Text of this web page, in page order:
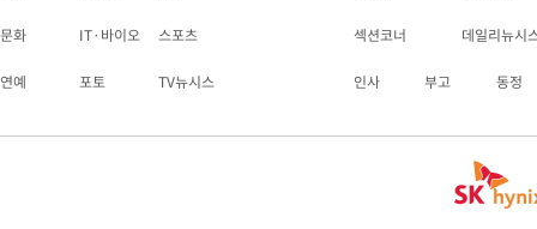
문화 IT·바이오 스포츠
연예 포토 TV뉴시스
섹션코너 데일리뉴시
인사 부고 동정